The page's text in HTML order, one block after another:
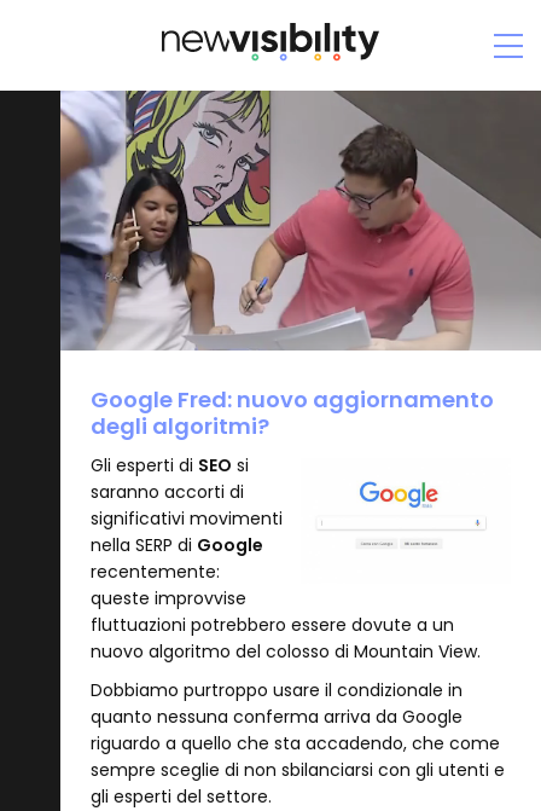
nuovo
aggiornamento
degli
algoritmi?
Google Fred: nuovo aggiornamento
degli algoritmi?
Gli esperti di SEO si
saranno accorti di
significativi movimenti
nella SERP di Google
recentemente:
queste improvvise
fluttuazioni potrebbero essere dovute a un
nuovo algoritmo del colosso di Mountain View.
Dobbiamo purtroppo usare il condizionale in
quanto nessuna conferma arriva da Google
riguardo a quello che sta accadendo, che come
sempre sceglie di non sbilanciarsi con gli utenti e
gli esperti del settore.